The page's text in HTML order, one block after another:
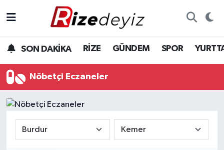
SON DAKİKA RİZE GÜNDEM SPOR
Nöbetçi Eczaneler
Gündem
Yurttan Haberler
Teknoloji
Rize Hava Durumu
Rize Trafik Yoğunluk Haritası
Tüm Manşetler